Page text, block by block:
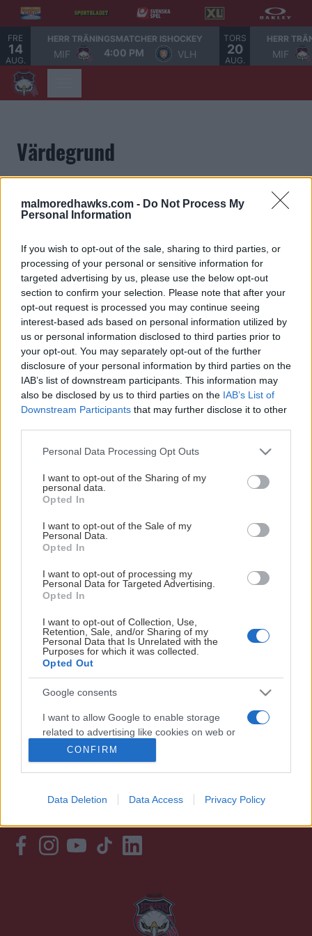
malmoredhawks.com - Do Not Process My
Personal Information
If you wish to opt-out of the sale, sharing to third parties, or
processing of your personal or sensitive information for
targeted advertising by us, please use the below opt-out
section to confirm your selection. Please note that after your
opt-out request is processed you may continue seeing
interest-based ads based on personal information utilized by
us or personal information disclosed to third parties prior to
your opt-out. You may separately opt-out of the further
disclosure of your personal information by third parties on the
IAB’s list of downstream participants. This information may
also be disclosed by us to third parties on the IAB’s List of
Downstream Participants that may further disclose it to other
Please note that this website/app uses one or more Google
not limited to your visit or usage behaviour. You may click to
grant or deny consent to Google and its third-party tags to
use your data for below specified purposes in below Google
consent section.
Personal Data Processing Opt Outs
I want to opt-out of the Sharing of my
personal data.
Opted In
I want to opt-out of the Sale of my
Personal Data.
Opted In
I want to opt-out of processing my
Personal Data for Targeted Advertising.
Opted In
I want to opt-out of Collection, Use,
Retention, Sale, and/or Sharing of my
Personal Data that Is Unrelated with the
Purposes for which it was collected.
Opted Out
Google consents
I want to allow Google to enable storage
related to advertising like cookies on web or
device identifiers in apps.
I want to allow my user data to be sent to
CONFIRM
Data Deletion Data Access Privacy Policy
FRE
14
AUG.
HERR TRÄNINGSMATCHER ISHOCKEY
MIF 4:00 PM VLH
TORS
20
AUG.
HERR
MIF
Värdegrund
Alla vi inom Malmö Redhawks delar samma dröm. Vi
tror på våra lag och på att idrotten förenar. Och vi
framgång tror vi på tre ord. Våra värdeord. Våra
värdefullaste ord. Värdeorden beskriver hur vi ska
bete oss, mot varandra inom klubben och mot alla
runtomkring. Gör värdeorden till en del av dig själv,
så visar du att du är en del av Malmö Redhawks.
Hjärta
Att ha ett stort hjärta innebär att du ställer upp. Att
du är schysst. Att du respekterar allas åsikter och
olikheter. Att du alltid försöker göra det absolut
bästa av varje situation. En person med hjärtat på
rätt ställe vinner i längden. Alltid.
Att sträva efter kvalitet innebär att du inte nöjer dig
med det medelmåttiga. Att du är målmedveten,
hög kvalitet visar du respekt för både dig själv och
för andra.
Stolthet
Att vara stolt handlar om att öppet ta ställning. Att
visa din tillhörighet, i med- och motgång. Att alltid
tala gott om klubben och människorna. Din positiva
inställning kommer garanterat att smitta av sig på
omgivningen.
Visa mer
PERSONUPPGIFTSPOLICY